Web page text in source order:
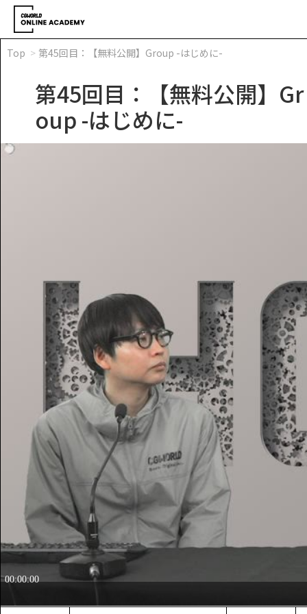
Top 第45回目：【無料公開】Group -はじめに-
第45回目：【無料公開】Gr
oup -はじめに-